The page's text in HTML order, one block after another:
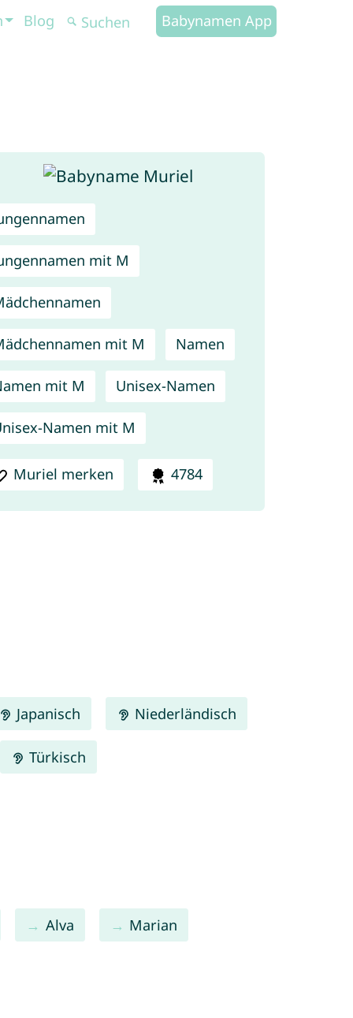
Blog Babynamen App
mit M
mit M Namen
mit M Unisex-Namen
Namen mit M
Muriel merken 4784
Japanisch Niederländisch
Türkisch
Alva Marian